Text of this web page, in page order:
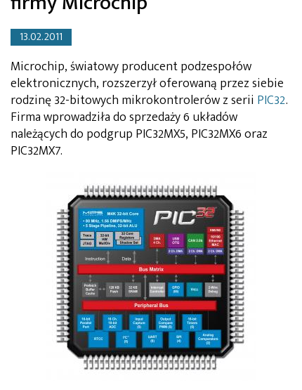
13.02.2011
Microchip, światowy producent podzespołów
elektronicznych, rozszerzył oferowaną przez siebie
rodzinę 32-bitowych mikrokontrolerów z serii PIC32.
Firma wprowadziła do sprzedaży 6 układów
należących do podgrup PIC32MX5, PIC32MX6 oraz
PIC32MX7.